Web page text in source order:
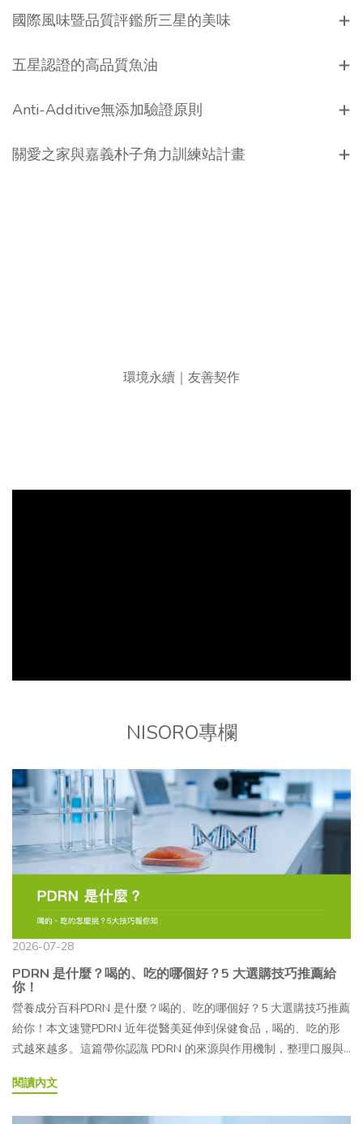
國際風味暨品質評鑑所三星的美味
五星認證的高品質魚油
Anti-Additive無添加驗證原則
關愛之家與嘉義朴子角力訓練站計畫
環境永續｜友善契作
NISORO專欄
2026-07-28
PDRN 是什麼？喝的、吃的哪個好？5 大選購技巧推薦給
你！
營養成分百科PDRN 是什麼？喝的、吃的哪個好？5 大選購技巧推薦
給你！本文速覽PDRN 近年從醫美延伸到保健食品，喝的、吃的形
式越來越多。這篇帶你認識 PDRN 的來源與作用機制，整理口服與
你看懂標示、挑對產品。文章目錄01PDRN 是什麼？從來源與作用
閱讀內文